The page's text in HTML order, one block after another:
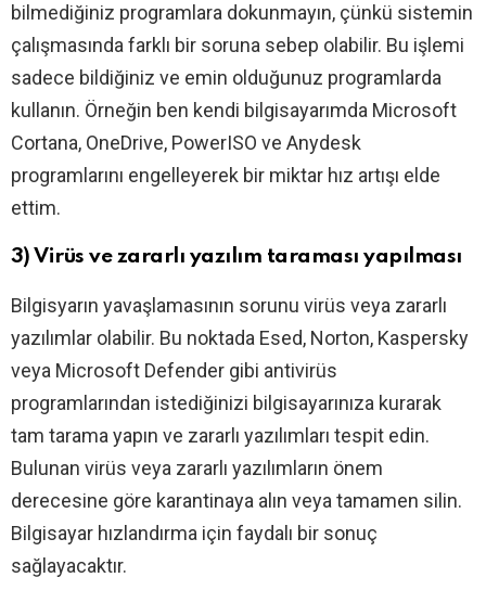
bilmediğiniz programlara dokunmayın, çünkü sistemin
çalışmasında farklı bir soruna sebep olabilir. Bu işlemi
sadece bildiğiniz ve emin olduğunuz programlarda
kullanın. Örneğin ben kendi bilgisayarımda Microsoft
Cortana, OneDrive, PowerISO ve Anydesk
programlarını engelleyerek bir miktar hız artışı elde
ettim.
3) Virüs ve zararlı yazılım taraması yapılması
Bilgisyarın yavaşlamasının sorunu virüs veya zararlı
yazılımlar olabilir. Bu noktada Esed, Norton, Kaspersky
veya Microsoft Defender gibi antivirüs
programlarından istediğinizi bilgisayarınıza kurarak
tam tarama yapın ve zararlı yazılımları tespit edin.
Bulunan virüs veya zararlı yazılımların önem
derecesine göre karantinaya alın veya tamamen silin.
Bilgisayar hızlandırma için faydalı bir sonuç
sağlayacaktır.